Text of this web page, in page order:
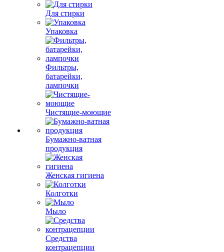
Для стирки
Упаковка
Фильтры,
батарейки,
лампочки
Чистящие-моющие
Бумажно-ватная
продукция
Женская гигиена
Колготки
Мыло
Средства
контрацепции